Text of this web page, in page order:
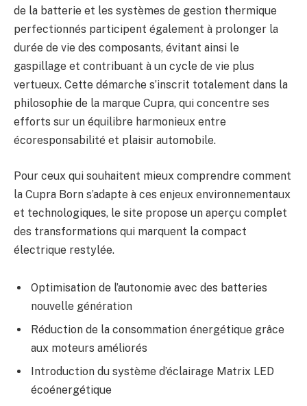
de la batterie et les systèmes de gestion thermique
perfectionnés participent également à prolonger la
durée de vie des composants, évitant ainsi le
gaspillage et contribuant à un cycle de vie plus
vertueux. Cette démarche s’inscrit totalement dans la
philosophie de la marque Cupra, qui concentre ses
efforts sur un équilibre harmonieux entre
écoresponsabilité et plaisir automobile.
Pour ceux qui souhaitent mieux comprendre comment
la Cupra Born s’adapte à ces enjeux environnementaux
et technologiques, le site propose un aperçu complet
des transformations qui marquent la compact
électrique restylée.
Optimisation de l’autonomie avec des batteries
nouvelle génération
Réduction de la consommation énergétique grâce
aux moteurs améliorés
Introduction du système d’éclairage Matrix LED
écoénergétique